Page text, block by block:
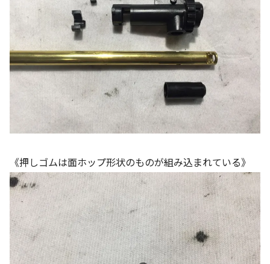
《押しゴムは面ホップ形状のものが組み込まれている》